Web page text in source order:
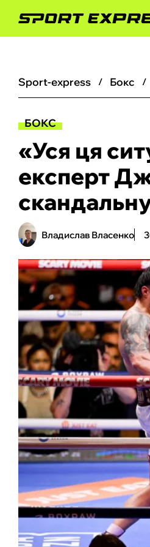
sport-express бокс
БОКС
«Уся ця
експерт
Владислав Власенко